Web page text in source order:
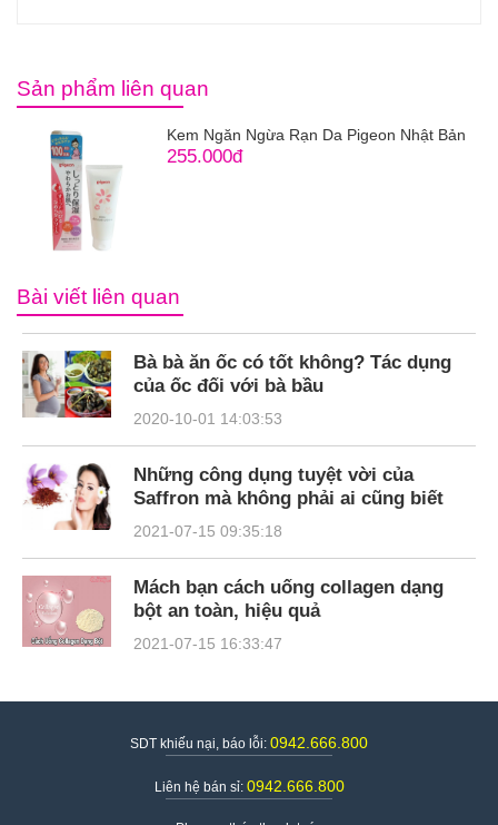
Sản phẩm liên quan
Kem Ngăn Ngừa Rạn Da Pigeon Nhật Bản
255.000đ
Bài viết liên quan
Bà bà ăn ốc có tốt không? Tác dụng
của ốc đối với bà bầu
2020-10-01 14:03:53
Những công dụng tuyệt vời của
Saffron mà không phải ai cũng biết
2021-07-15 09:35:18
Mách bạn cách uống collagen dạng
bột an toàn, hiệu quả
2021-07-15 16:33:47
SDT khiếu nại, báo lỗi: 0942.666.800
Liên hệ bán sỉ: 0942.666.800